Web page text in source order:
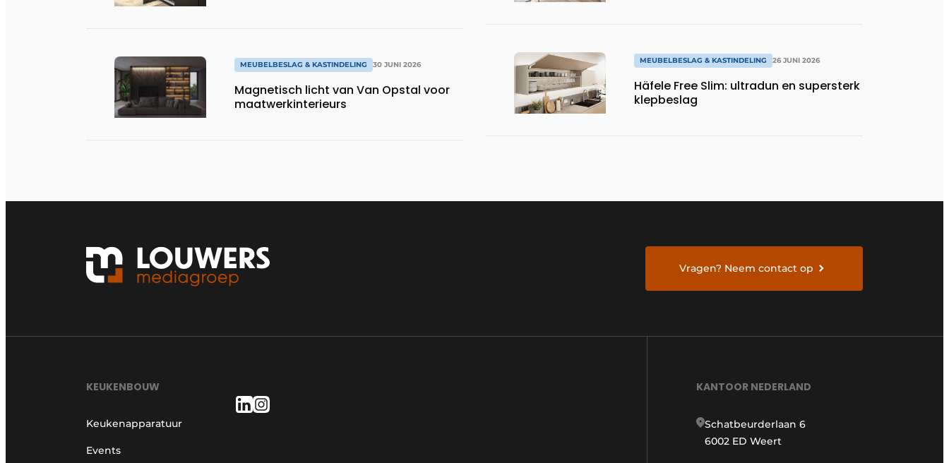
MEUBELBESLAG & KASTINDELING 30 JUNI 2026
Magnetisch licht van Van Opstal voor
maatwerkinterieurs
MEUBELBESLAG & KASTINDELING 26 JUNI 2026
Häfele Free Slim: ultradun en supersterk
klepbeslag
Vragen? Neem contact op
KEUKENBOUW
Keukenapparatuur
Events
KANTOOR NEDERLAND
Schatbeurderlaan 6
6002 ED Weert